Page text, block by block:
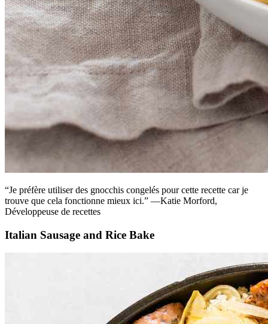
“Je préfère utiliser des gnocchis congelés pour cette recette car je
trouve que cela fonctionne mieux ici.” —Katie Morford,
Développeuse de recettes
Italian Sausage and Rice Bake